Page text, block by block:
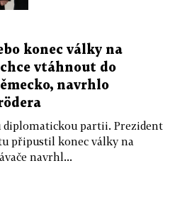
konec války na
vtáhnout do
navrhlo
partii. Prezident
připustil konec války na
navrhl...